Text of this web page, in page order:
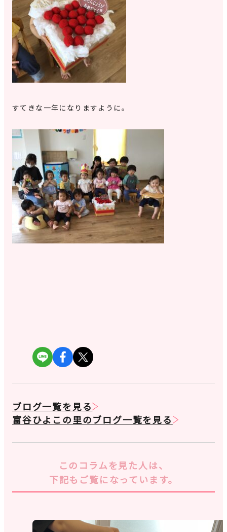
すてきな一年になりますように。
ブログ一覧を見る
富谷ひよこの里のブログ一覧を見る
このコラムを見た人は、
下記もご覧になっています。